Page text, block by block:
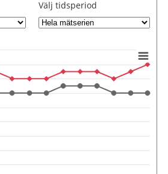
Välj tidsperiod